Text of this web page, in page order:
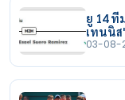
ยู 14 ที
เทนนิส
03-08-